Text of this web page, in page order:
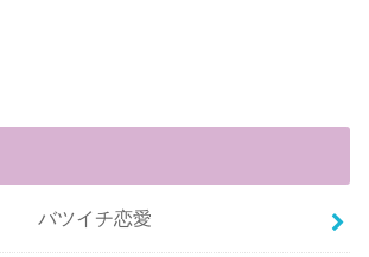
バツイチ恋愛